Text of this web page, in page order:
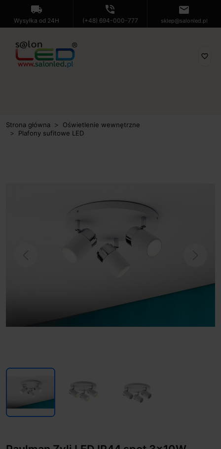
local_shipping
Wysyłka od 24H
phone_in_talk
(+48) 694-000-777
mail
sklep@salonled.pl
favorite_border
Strona główna
Oświetlenie wewnętrzne
Plafony sufitowe LED